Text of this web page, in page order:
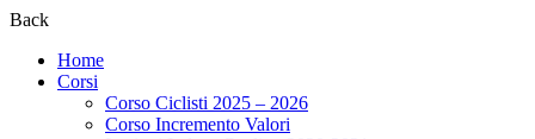
Back
Home
Corsi
Corso Ciclisti 2025 – 2026
Corso Incremento Valori